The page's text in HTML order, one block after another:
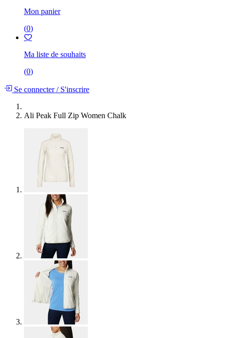
Mon panier
(0)
Ma liste de souhaits
(0)
Se connecter/S'inscrire
Ali Peak Full Zip Women Chalk